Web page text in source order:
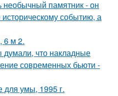
необычный памятник - он
событию, а
6 м 2.
что накладные
современных бьюти -
для умы, 1995 г.